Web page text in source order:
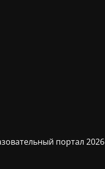
портал 2026